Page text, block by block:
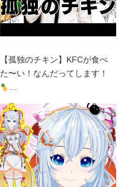
【孤独のチキン】KFCが食べ
た〜い！なんだってします！
…